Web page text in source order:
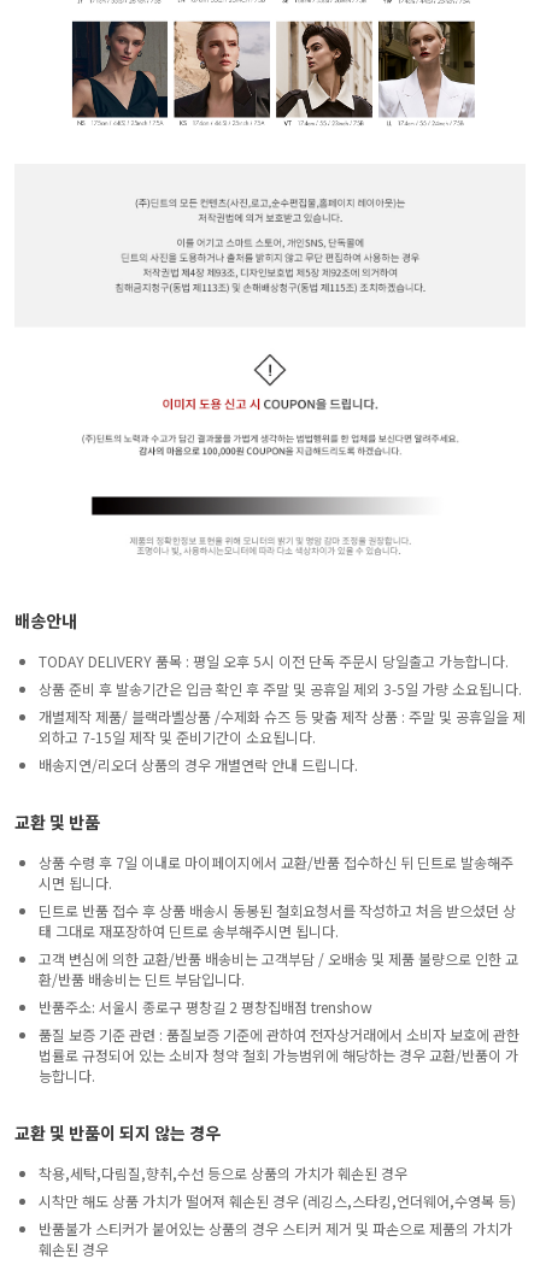
배송안내
TODAY DELIVERY 품목 : 평일 오후 5시 이전 단독 주문시 당일출고 가능합니다.
상품 준비 후 발송기간은 입금 확인 후 주말 및 공휴일 제외 3-5일 가량 소요됩니다.
개별제작 제품/ 블랙라벨상품 /수제화 슈즈 등 맞춤 제작 상품 : 주말 및 공휴일을 제
외하고 7-15일 제작 및 준비기간이 소요됩니다.
배송지연/리오더 상품의 경우 개별연락 안내 드립니다.
교환 및 반품
상품 수령 후 7일 이내로 마이페이지에서 교환/반품 접수하신 뒤 딘트로 발송해주
시면 됩니다.
딘트로 반품 접수 후 상품 배송시 동봉된 철회요청서를 작성하고 처음 받으셨던 상
태 그대로 재포장하여 딘트로 송부해주시면 됩니다.
고객 변심에 의한 교환/반품 배송비는 고객부담 / 오배송 및 제품 불량으로 인한 교
환/반품 배송비는 딘트 부담입니다.
반품주소: 서울시 종로구 평창길 2 평창집배점 trenshow
품질 보증 기준 관련 : 품질보증 기준에 관하여 전자상거래에서 소비자 보호에 관한
법률로 규정되어 있는 소비자 청약 철회 가능범위에 해당하는 경우 교환/반품이 가
능합니다.
교환 및 반품이 되지 않는 경우
착용,세탁,다림질,향취,수선 등으로 상품의 가치가 훼손된 경우
시착만 해도 상품 가치가 떨어져 훼손된 경우 (레깅스,스타킹,언더웨어,수영복 등)
반품불가 스티커가 붙어있는 상품의 경우 스티커 제거 및 파손으로 제품의 가치가
훼손된 경우